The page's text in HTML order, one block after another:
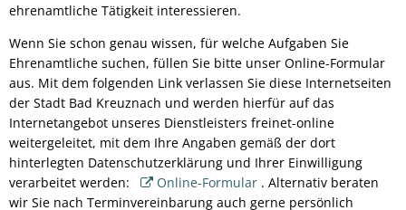
ehrenamtliche Tätigkeit interessieren.
Wenn Sie schon genau wissen, für welche Aufgaben Sie
Ehrenamtliche suchen, füllen Sie bitte unser Online-Formular
aus. Mit dem folgenden Link verlassen Sie diese Internetseiten
der Stadt Bad Kreuznach und werden hierfür auf das
Internetangebot unseres Dienstleisters freinet-online
weitergeleitet, mit dem Ihre Angaben gemäß der dort
hinterlegten Datenschutzerklärung und Ihrer Einwilligung
verarbeitet werden:
Online-Formular. Alternativ beraten
wir Sie nach Terminvereinbarung auch gerne persönlich